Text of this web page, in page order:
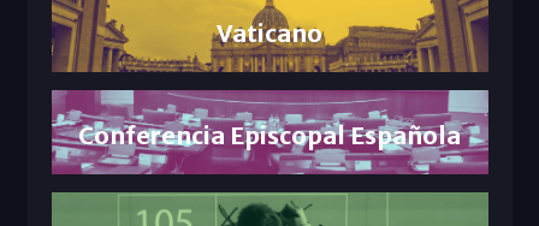
Vaticano
Conferencia Episcopal Española